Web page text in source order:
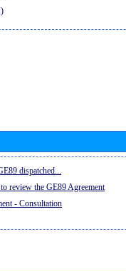
dispatched...
review the GE89 Agreement
- Consultation